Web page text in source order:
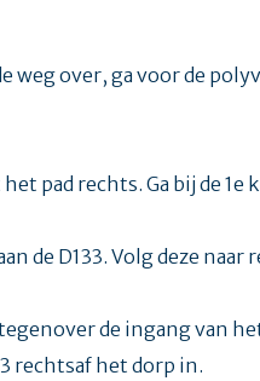
weg over, ga voor de
pad rechts. Ga bij de 1e
de D133. Volg deze naar
de ingang van
rechtsaf het dorp in.